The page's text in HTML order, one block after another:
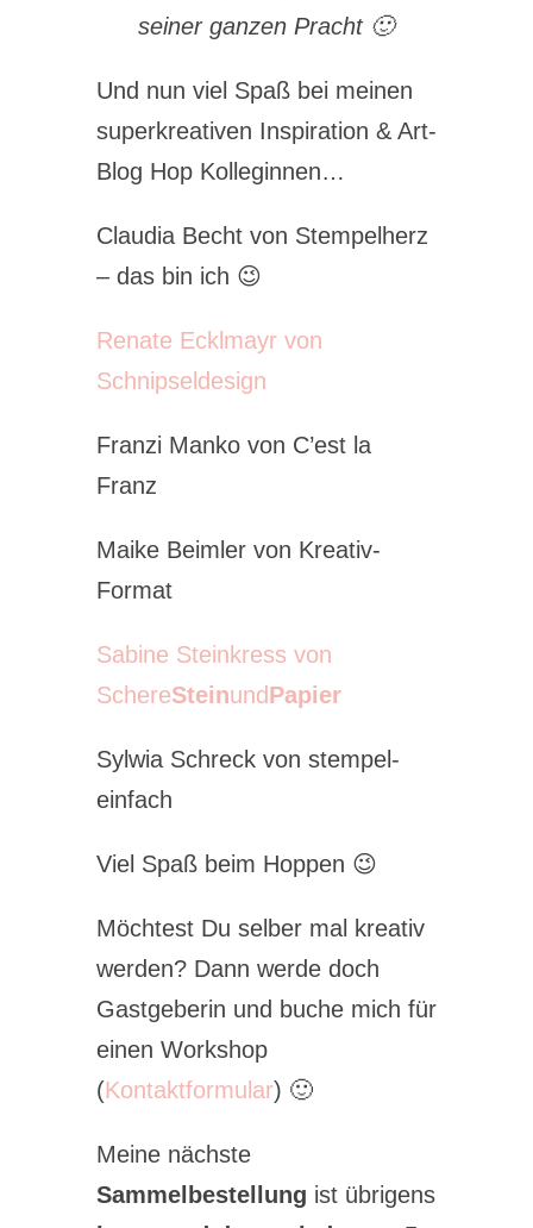
seiner ganzen Pracht 🙂
Und nun viel Spaß bei meinen
superkreativen Inspiration & Art-
Blog Hop Kolleginnen…
Claudia Becht von Stempelherz
– das bin ich 😉
Renate Ecklmayr von
Schnipseldesign
Franzi Manko von C’est la
Franz
Maike Beimler von Kreativ-
Format
Sabine Steinkress von
SchereSteinundPapier
Sylwia Schreck von stempel-
einfach
Viel Spaß beim Hoppen 😉
Möchtest Du selber mal kreativ
werden? Dann werde doch
Gastgeberin und buche mich für
einen Workshop
(Kontaktformular) 🙂
Meine nächste
Sammelbestellung ist übrigens